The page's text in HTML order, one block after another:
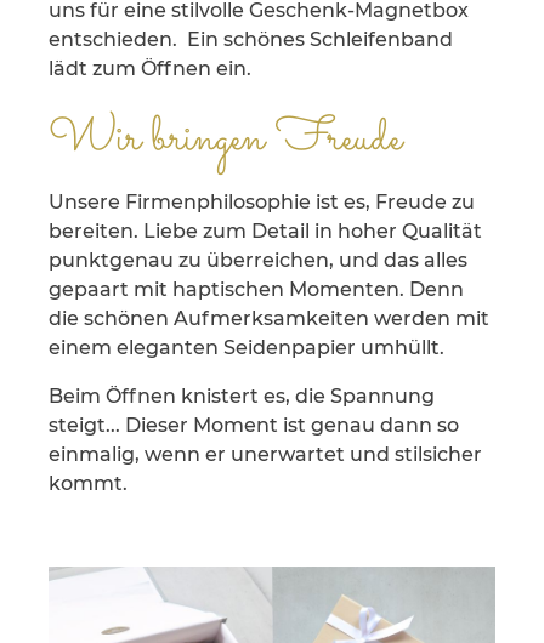
uns für eine stilvolle Geschenk-Magnetbox
entschieden. Ein schönes Schleifenband
lädt zum Öffnen ein.
Wir bringen Freude
Unsere Firmenphilosophie ist es, Freude zu
bereiten. Liebe zum Detail in hoher Qualität
punktgenau zu überreichen, und das alles
gepaart mit haptischen Momenten. Denn
die schönen Aufmerksamkeiten werden mit
einem eleganten Seidenpapier umhüllt.
Beim Öffnen knistert es, die Spannung
steigt... Dieser Moment ist genau dann so
einmalig, wenn er unerwartet und stilsicher
kommt.